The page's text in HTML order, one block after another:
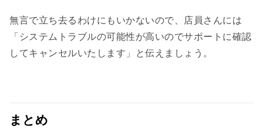
無言で立ち去るわけにもいかないので、店員さんには
「システムトラブルの可能性が高いのでサポートに確認
してキャンセルいたします」と伝えましょう。
まとめ